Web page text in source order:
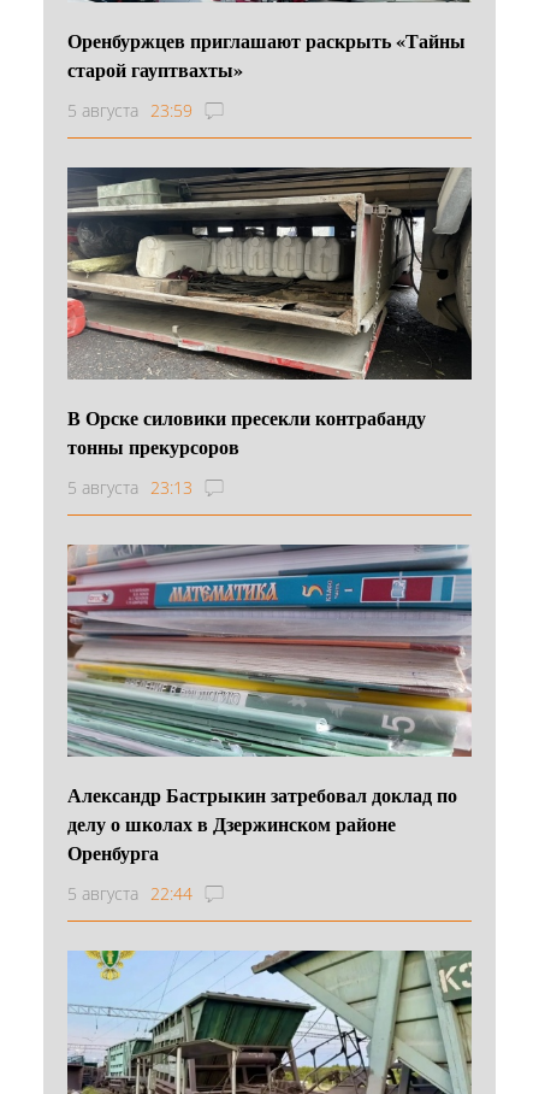
Оренбуржцев приглашают раскрыть «Тайны
старой гауптвахты»
5 августа 23:59
В Орске силовики пресекли контрабанду
тонны прекурсоров
5 августа 23:13
Александр Бастрыкин затребовал доклад по
делу о школах в Дзержинском районе
Оренбурга
5 августа 22:44